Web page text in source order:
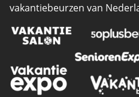
vakantiebeurzen van